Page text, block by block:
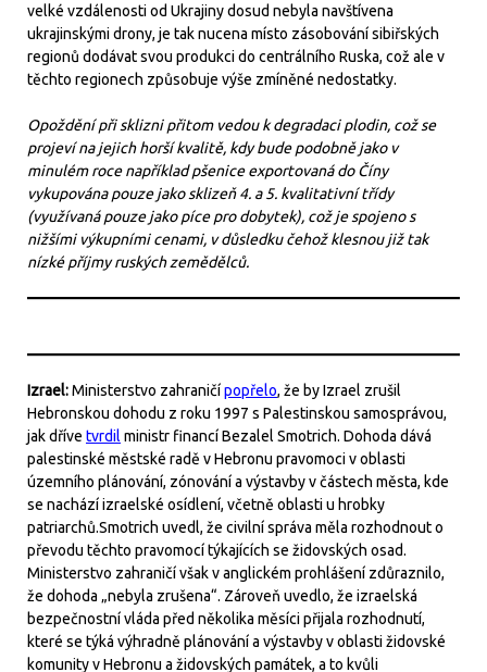
velké vzdálenosti od Ukrajiny dosud nebyla navštívena
ukrajinskými drony, je tak nucena místo zásobování sibiřských
regionů dodávat svou produkci do centrálního Ruska, což ale v
těchto regionech způsobuje výše zmíněné nedostatky.
Opoždění při sklizni přitom vedou k degradaci plodin, což se
projeví na jejich horší kvalitě, kdy bude podobně jako v
minulém roce například pšenice exportovaná do Číny
vykupována pouze jako sklizeň 4. a 5. kvalitativní třídy
(využívaná pouze jako píce pro dobytek), což je spojeno s
nižšími výkupními cenami, v důsledku čehož klesnou již tak
nízké příjmy ruských zemědělců.
Izrael:Ministerstvo zahraničípopřelo, že by Izrael zrušil
Hebronskou dohodu z roku 1997 s Palestinskou samosprávou,
jak dříve tvrdil ministr financí Bezalel Smotrich. Dohoda dává
palestinské městské radě v Hebronu pravomoci v oblasti
územního plánování, zónování a výstavby v částech města, kde
se nachází izraelské osídlení, včetně oblasti u hrobky
patriarchů.Smotrich uvedl, že civilní správa měla rozhodnout o
převodu těchto pravomocí týkajících se židovských osad.
Ministerstvo zahraničí však v anglickém prohlášení zdůraznilo,
že dohoda „nebyla zrušena“. Zároveň uvedlo, že izraelská
bezpečnostní vláda před několika měsíci přijala rozhodnutí,
které se týká výhradně plánování a výstavby v oblasti židovské
komunity v Hebronu a židovských památek, a to kvůli